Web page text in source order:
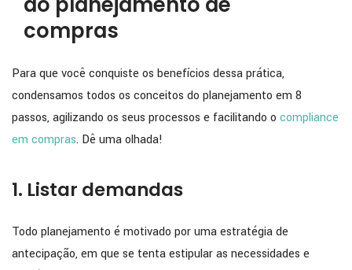
compras
Para que você conquiste os benefícios dessa prática,
condensamos todos os conceitos do planejamento em 8
passos, agilizando os seus processos e facilitando o compliance
em compras. Dê uma olhada!
1. Listar demandas
Todo planejamento é motivado por uma estratégia de
antecipação, em que se tenta estipular as necessidades e